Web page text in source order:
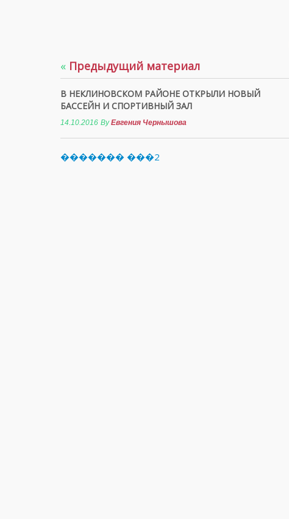
« Предыдущий материал
В НЕКЛИНОВСКОМ РАЙОНЕ ОТКРЫЛИ НОВЫЙ
БАССЕЙН И СПОРТИВНЫЙ ЗАЛ
14.10.2016 ByЕвгения Чернышова
������� ���2